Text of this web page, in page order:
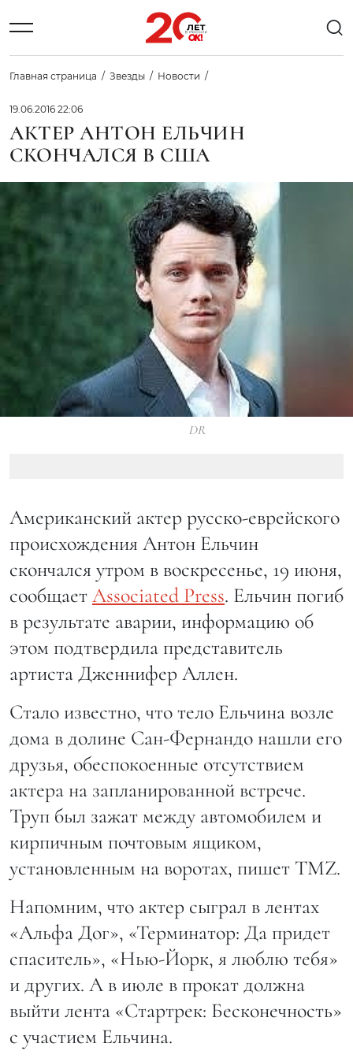
Главная страница Звезды Новости
19.06.2016 22:06
АКТЕР АНТОН ЕЛЬЧИН
СКОНЧАЛСЯ В США
DR
Американский актер русско-еврейского
происхождения Антон Ельчин
скончался утром в воскресенье, 19 июня,
сообщаетAssociated Press. Ельчин погиб
в результате аварии, информацию об
этом подтвердила представитель
артиста Дженнифер Аллен.
Стало известно, что тело Ельчина возле
дома в долине Сан-Фернандо нашли его
друзья, обеспокоенные отсутствием
актера на запланированной встрече.
Труп был зажат между автомобилем и
кирпичным почтовым ящиком,
установленным на воротах, пишет TMZ.
Напомним, что актер сыграл в лентах
«Альфа Дог», «Терминатор: Да придет
спаситель», «Нью-Йорк, я люблю тебя»
и других. А в июле в прокат должна
выйти лента «Стартрек: Бесконечность»
с участием Ельчина.